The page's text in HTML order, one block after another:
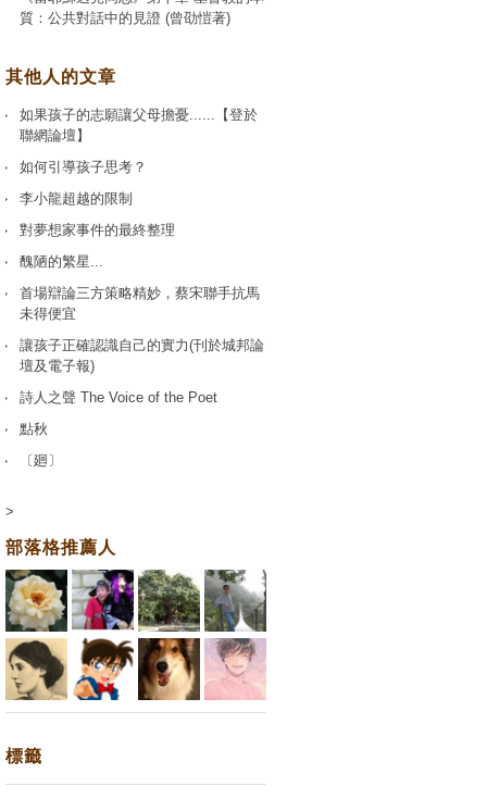
質：公共對話中的見證 (曾劭愷著)
其他人的文章
如果孩子的志願讓父母擔憂......【登於
聯網論壇】
如何引導孩子思考？
李小龍超越的限制
對夢想家事件的最終整理
醜陋的繁星...
首場辯論三方策略精妙，蔡宋聯手抗馬
未得便宜
讓孩子正確認識自己的實力(刊於城邦論
壇及電子報)
詩人之聲 The Voice of the Poet
點秋
〔廻〕
>
部落格推薦人
標籤